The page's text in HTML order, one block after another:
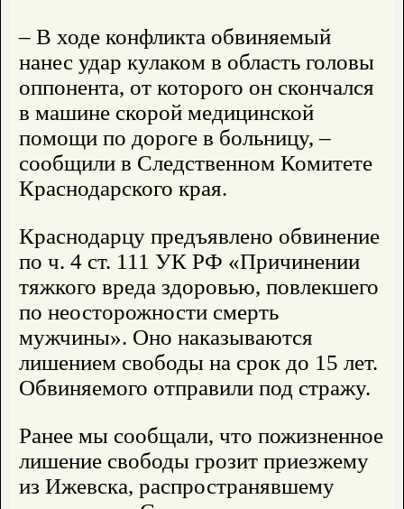
– В ходе конфликта обвиняемый
нанес удар кулаком в область головы
оппонента, от которого он скончался
в машине скорой медицинской
помощи по дороге в больницу, –
сообщили в Следственном Комитете
Краснодарского края.
Краснодарцу предъявлено обвинение
по ч. 4 ст. 111 УК РФ «Причинении
тяжкого вреда здоровью, повлекшего
по неосторожности смерть
мужчины». Оно наказываются
лишением свободы на срок до 15 лет.
Обвиняемого отправили под стражу.
Ранее мы сообщали, что пожизненное
лишение свободы грозит приезжему
из Ижевска, распространявшему